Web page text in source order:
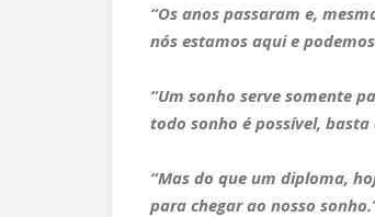
“Os anos passaram e,
nós estamos aqui e
“Um sonho serve somente
todo sonho é possível, basta
“Mas do que um diploma,
para chegar ao nosso